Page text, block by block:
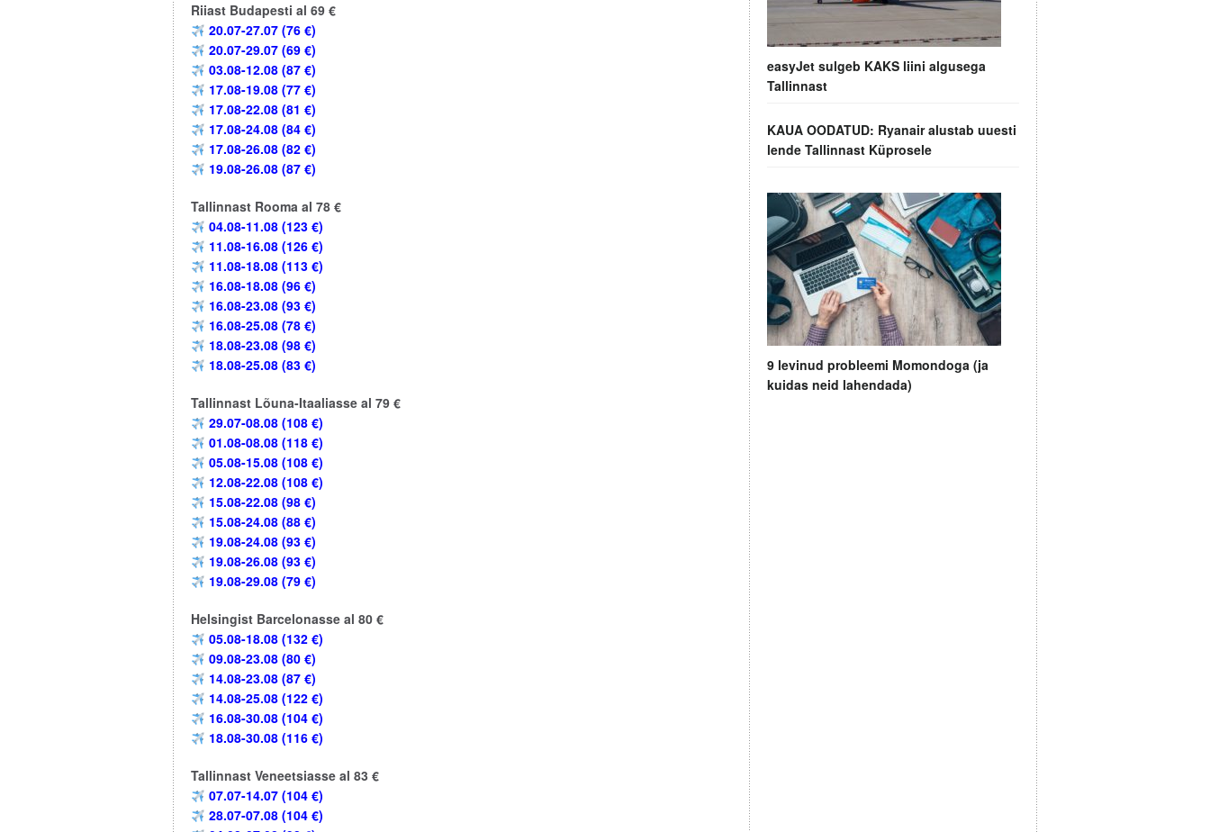
Riiast Budapesti al 69 €
20.07-27.07 (76 €)
20.07-29.07 (69 €)
03.08-12.08 (87 €)
17.08-19.08 (77 €)
17.08-22.08 (81 €)
17.08-24.08 (84 €)
17.08-26.08 (82 €)
19.08-26.08 (87 €)
Tallinnast Rooma al 78 €
04.08-11.08 (123 €)
11.08-16.08 (126 €)
11.08-18.08 (113 €)
16.08-18.08 (96 €)
16.08-23.08 (93 €)
16.08-25.08 (78 €)
18.08-23.08 (98 €)
18.08-25.08 (83 €)
Tallinnast Lõuna-Itaaliasse al 79 €
29.07-08.08 (108 €)
01.08-08.08 (118 €)
05.08-15.08 (108 €)
12.08-22.08 (108 €)
15.08-22.08 (98 €)
15.08-24.08 (88 €)
19.08-24.08 (93 €)
19.08-26.08 (93 €)
19.08-29.08 (79 €)
Helsingist Barcelonasse al 80 €
05.08-18.08 (132 €)
09.08-23.08 (80 €)
14.08-23.08 (87 €)
14.08-25.08 (122 €)
16.08-30.08 (104 €)
18.08-30.08 (116 €)
Tallinnast Veneetsiasse al 83 €
07.07-14.07 (104 €)
28.07-07.08 (104 €)
easyJet sulgeb KAKS liini algusega
Tallinnast
KAUA OODATUD: Ryanair alustab uuesti
lende Tallinnast Küprosele
9 levinud probleemi Momondoga (ja
kuidas neid lahendada)